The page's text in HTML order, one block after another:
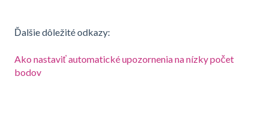
Ďalšie dôležité odkazy:
Ako nastaviť automatické upozornenia na nízky počet
bodov